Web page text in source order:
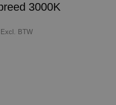
3000K
Excl. BTW